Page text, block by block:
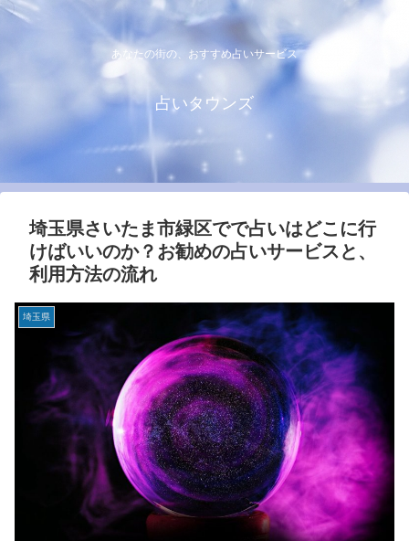
あなたの街の、おすすめ占いサービス
占いタウンズ
埼玉県さいたま市緑区でで占いはどこに行
けばいいのか？お勧めの占いサービスと、
利用方法の流れ
埼玉県